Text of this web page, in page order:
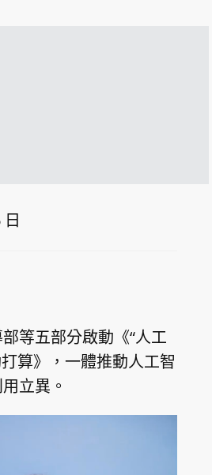
等五部分啟動《“人工
算》，一體推動人工智
立異。